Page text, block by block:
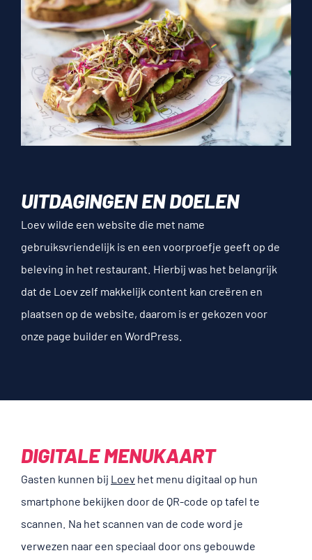
UITDAGINGEN EN DOELEN
Loev wilde een website die met name
gebruiksvriendelijk is en een voorproefje geeft op de
beleving in het restaurant. Hierbij was het belangrijk
dat de Loev zelf makkelijk content kan creëren en
plaatsen op de website, daarom is er gekozen voor
onze page builder en WordPress.
DIGITALE MENUKAART
Gasten kunnen bij Loev het menu digitaal op hun
smartphone bekijken door de QR-code op tafel te
scannen. Na het scannen van de code word je
verwezen naar een speciaal door ons gebouwde